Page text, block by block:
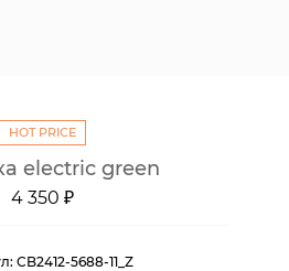
HOT PRICE
electric green
4 350 ₽
CB2412-5688-11_Z